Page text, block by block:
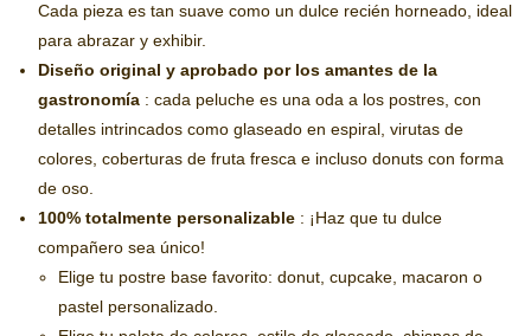
Cada pieza es tan suave como un dulce recién horneado, ideal
para abrazar y exhibir.
Diseño original y aprobado por los amantes de la
gastronomía: cada peluche es una oda a los postres, con
detalles intrincados como glaseado en espiral, virutas de
colores, coberturas de fruta fresca e incluso donuts con forma
de oso.
100% totalmente personalizable: ¡Haz que tu dulce
compañero sea único!
Elige tu postre base favorito: donut, cupcake, macaron o
pastel personalizado.